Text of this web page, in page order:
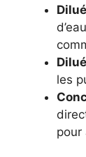
les
pour